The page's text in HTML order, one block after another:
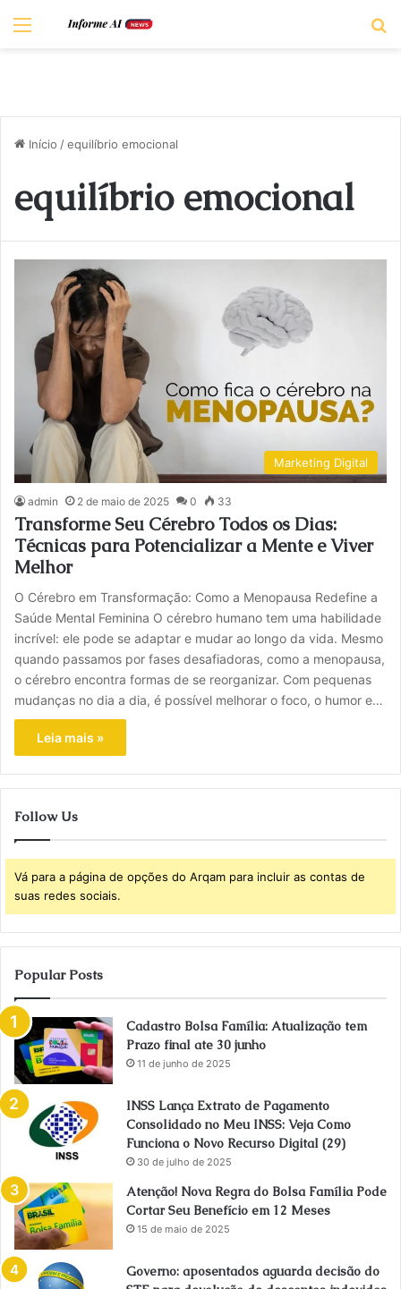
Menu
Início /equilíbrio emocional
equilíbrio emocional
Marketing Digital
admin 2 de maio de 2025 0 33
Transforme Seu Cérebro Todos os Dias:
Técnicas para Potencializar a Mente e Viver
Melhor
O Cérebro em Transformação: Como a Menopausa Redefine a
Saúde Mental Feminina O cérebro humano tem uma habilidade
incrível: ele pode se adaptar e mudar ao longo da vida. Mesmo
quando passamos por fases desafiadoras, como a menopausa,
o cérebro encontra formas de se reorganizar. Com pequenas
mudanças no dia a dia, é possível melhorar o foco, o humor e…
Leia mais »
Follow Us
Vá para a página de opções do Arqam para incluir as contas de
suas redes sociais.
Popular Posts
Cadastro Bolsa Família: Atualização tem
Prazo final ate 30 junho
11 de junho de 2025
INSS Lança Extrato de Pagamento
Consolidado no Meu INSS: Veja Como
Funciona o Novo Recurso Digital (29)
30 de julho de 2025
Atenção! Nova Regra do Bolsa Família Pode
Cortar Seu Benefício em 12 Meses
15 de maio de 2025
Governo: aposentados aguarda decisão do